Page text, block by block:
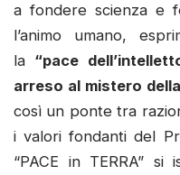
a fondere scienza e
l’animo umano,
la “pace
arreso al mistero
così un ponte tra
i valori fondanti del
“PACE in TERRA” si